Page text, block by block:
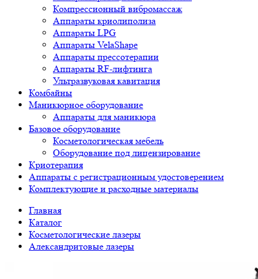
Компрессионный вибромассаж
Аппараты криолиполиза
Аппараты LPG
Аппараты VelaShape
Аппараты прессотерапии
Аппараты RF-лифтинга
Ультразвуковая кавитация
Комбайны
Маникюрное оборудование
Аппараты для маникюра
Базовое оборудование
Косметологическая мебель
Оборудование под лицензирование
Криотерапия
Аппараты c регистрационным удостоверением
Комплектующие и расходные материалы
Главная
Каталог
Косметологические лазеры
Александритовые лазеры